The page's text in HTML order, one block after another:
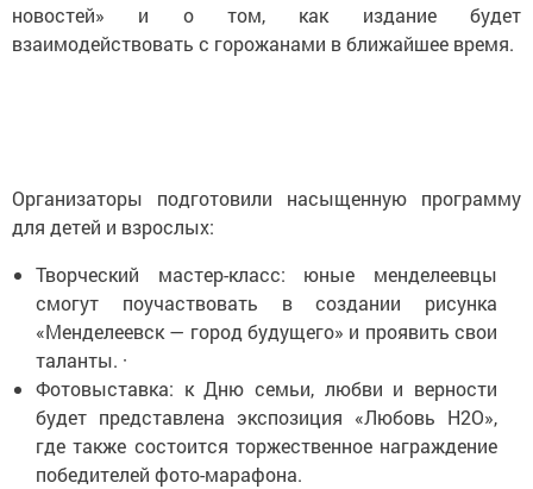
новостей» и о том, как издание будет
взаимодействовать с горожанами в ближайшее время.
Организаторы подготовили насыщенную программу
для детей и взрослых:
Творческий мастер-класс: юные менделеевцы
смогут поучаствовать в создании рисунка
«Менделеевск — город будущего» и проявить свои
таланты. ·
Фотовыставка: к Дню семьи, любви и верности
будет представлена экспозиция «Любовь H2O»,
где также состоится торжественное награждение
победителей фото-марафона.